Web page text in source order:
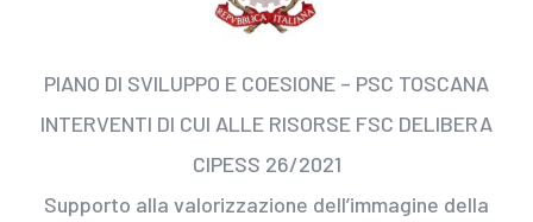
PIANO DI SVILUPPO E COESIONE – PSC TOSCANA
INTERVENTI DI CUI ALLE RISORSE FSC DELIBERA
CIPESS 26/2021
Supporto alla valorizzazione dell’immagine della